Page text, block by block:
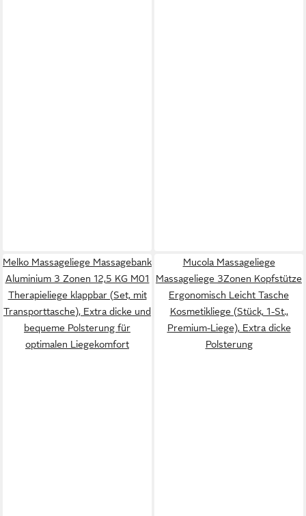
Melko Massageliege Massagebank
Aluminium 3 Zonen 12,5 KG M01
Therapieliege klappbar (Set, mit
Transporttasche), Extra dicke und
bequeme Polsterung für
optimalen Liegekomfort
Mucola Massageliege
Massageliege 3Zonen Kopfstütze
Ergonomisch Leicht Tasche
Kosmetikliege (Stück, 1-St.,
Premium-Liege), Extra dicke
Polsterung